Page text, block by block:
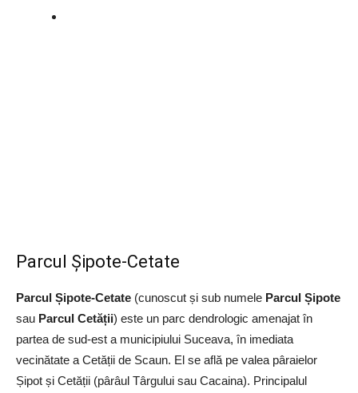
Parcul Șipote-Cetate
Parcul Șipote-Cetate (cunoscut și sub numele Parcul Șipote
sau Parcul Cetății) este un parc dendrologic amenajat în
partea de sud-est a municipiului Suceava, în imediata
vecinătate a Cetății de Scaun. El se află pe valea pâraielor
Șipot și Cetății (pârâul Târgului sau Cacaina). Principalul